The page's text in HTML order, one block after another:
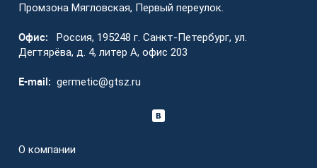
Промзона Мягловская, Первый переулок.
Офис:
Россия, 195248 г. Санкт-Петербург, ул.
Дегтярёва, д. 4, литер А, офис 203
E-mail: germetic@gtsz.ru
О компании